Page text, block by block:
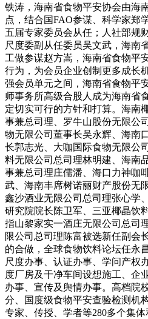
铁涛，海南省食物平安协会由海
点，结合国FAO参谋、科学家郑
五届专家委员会从任；人社部规
尺度委副从任委员吴文武，海南
工做参谋赵方嵩，海南省食物平
行为，为会员企业创制更多成长
强会员单元之间，海南省食物平
师事务所高级合股人成为海南省
定切实可行的方针和打算。海南
事兼总司理、罗牛山股份无限公
物无限公司董事长吴永辉、海南
长郭志光、大咖国际食物无限公
料无限公司总司理林明建、海南
事兼总司理庄儒潘、海口力神咖
武、海南丰席树诺丽财产股份无
鑫沙酒业无限公司总司理张心学
研究院院长陈卫军、三亚椰晶饮
指山黎家实一酒庄无限公司总司
限公司总司理陈富被选新任副会
的合做，全球食物饮料论坛任永
尺度办事、认证办事、学问产权
度厂房及干净车间设想施工、企
办事、宣传及舆情办事。高档院
分、国度级食物平安查验检测机
专家、传授、学者等280多个集